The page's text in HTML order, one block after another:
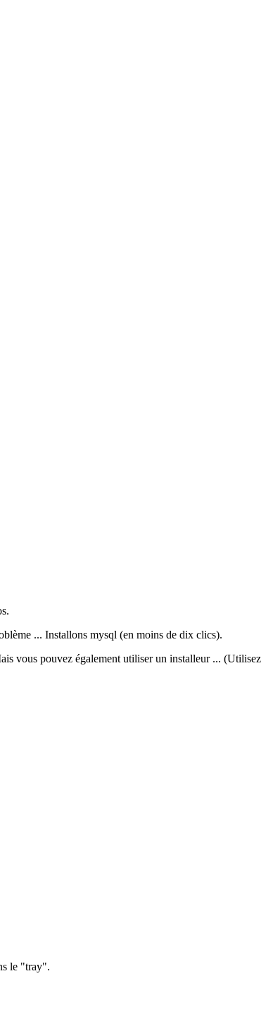
... Installons mysql (en moins de dix clics).
vous pouvez également utiliser un installeur ... (Utilisez
le "tray".